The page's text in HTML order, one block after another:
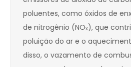
poluentes, como óxidos de
de nitrogênio (NOₓ), que
poluição do ar e o
disso, o vazamento de